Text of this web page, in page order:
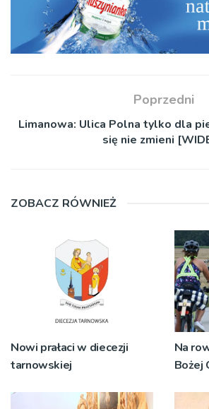
Poprzedni
Limanowa: Ulica Polna tylko dla
się nie zmieni
ZOBACZ RÓWNIEŻ
Nowi prałaci w diecezji
tarnowskiej
Na
Bożej